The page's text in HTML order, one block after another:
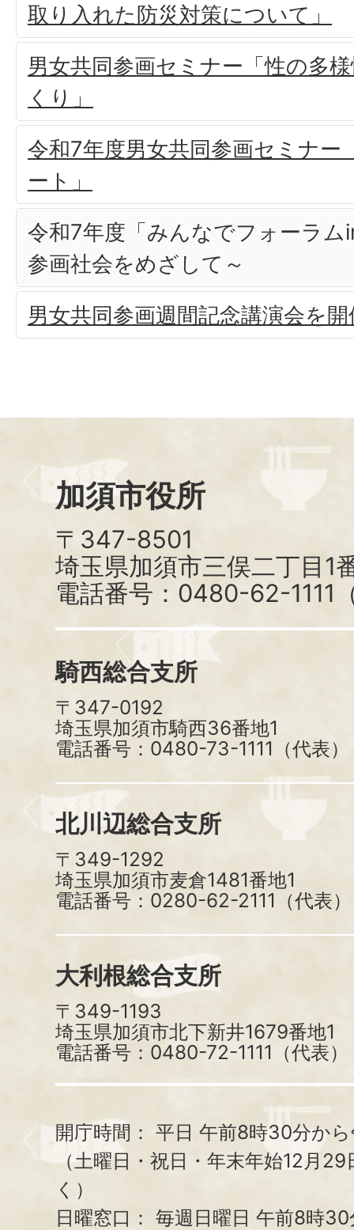
取り入れた防災対策について」
男女共同参画セミナー「性の多
くり」
令和7年度男女共同参画セミナー
ート」
令和7年度「みんなでフォーラム
参画社会をめざして～
男女共同参画週間記念講演会を
加須市役所
〒347-8501
埼玉県加須市三俣二丁目1
電話番号：0480-62-1111
騎西総合支所
〒347-0192
埼玉県加須市騎西36番地1
電話番号：0480-73-1111（代表）
北川辺総合支所
〒349-1292
埼玉県加須市麦倉1481番地1
電話番号：0280-62-2111（代表）
大利根総合支所
〒349-1193
埼玉県加須市北下新井1679番地1
電話番号：0480-72-1111（代表）
開庁時間： 平日 午前8時30分か
（土曜日・祝日・年末年始12月
く）
日曜窓口： 毎週日曜日 午前8時